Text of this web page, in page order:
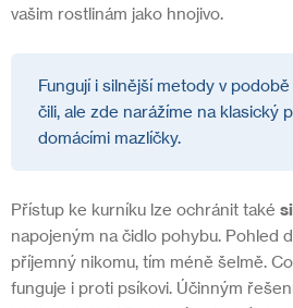
vašim rostlinám jako hnojivo.
Fungují i silnější metody v
čili, ale zde narážíme na klasický
domácími mazlíčky.
Přístup ke kurníku lze ochránit také
napojeným na čidlo pohybu. Pohled
příjemný nikomu, tím méně šelmě.
funguje i proti psíkovi. Účinným